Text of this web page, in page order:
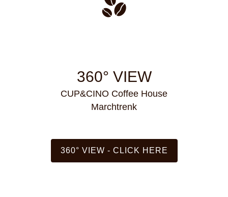
360° VIEW
CUP&CINO Coffee House
Marchtrenk
360° VIEW - CLICK HERE